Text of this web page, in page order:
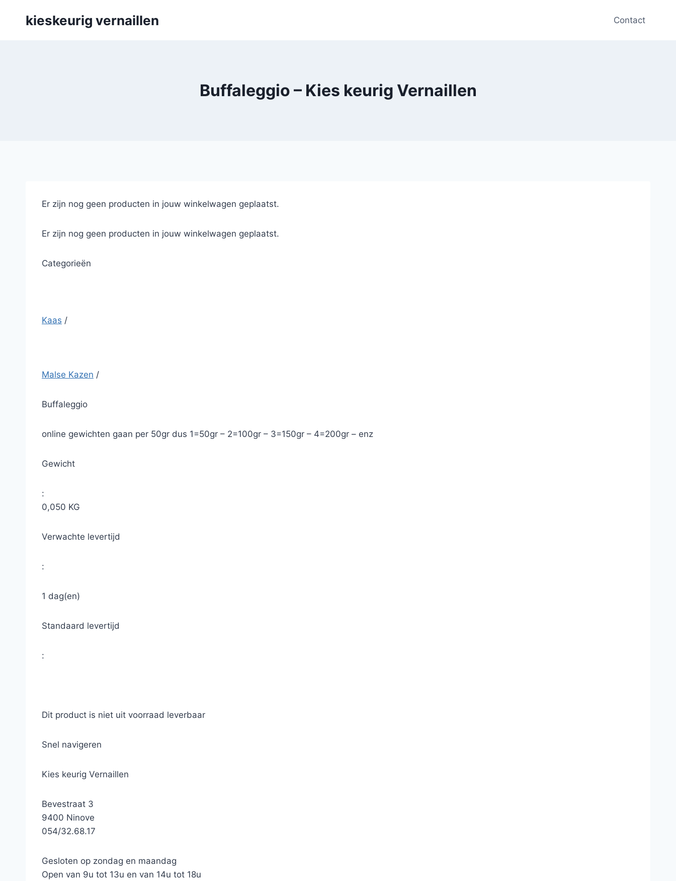
kieskeurig vernaillen Contact
Buffaleggio – Kies keurig Vernaillen
Er zijn nog geen producten in jouw winkelwagen geplaatst.
Er zijn nog geen producten in jouw winkelwagen geplaatst.
Categorieën
Kaas /
Malse Kazen /
Buffaleggio
online gewichten gaan per 50gr dus 1=50gr – 2=100gr – 3=150gr – 4=200gr – enz
Gewicht
:
0,050 KG
Verwachte levertijd
:
1 dag(en)
Standaard levertijd
:
Dit product is niet uit voorraad leverbaar
Snel navigeren
Kies keurig Vernaillen
Bevestraat 3
9400 Ninove
054/32.68.17
Gesloten op zondag en maandag
Open van 9u tot 13u en van 14u tot 18u